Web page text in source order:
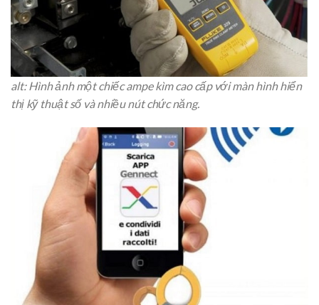
alt: Hình ảnh một chiếc ampe kìm cao cấp với màn hình hiển
thị kỹ thuật số và nhiều nút chức năng.